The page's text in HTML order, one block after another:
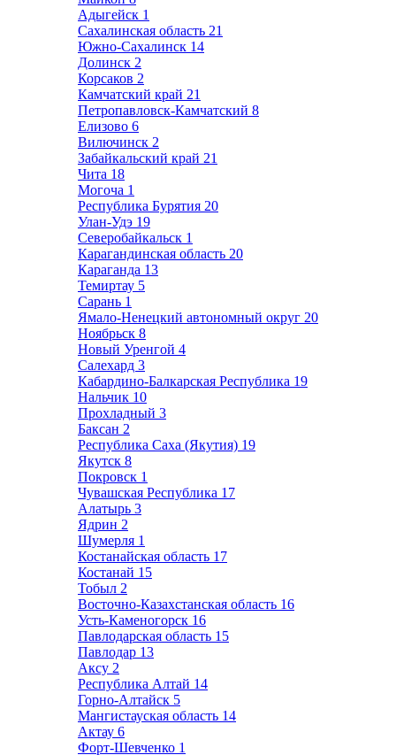
Адыгейск 1
Сахалинская область 21
Южно-Сахалинск 14
Долинск 2
Корсаков 2
Камчатский край 21
Петропавловск-Камчатский 8
Елизово 6
Вилючинск 2
Забайкальский край 21
Чита 18
Могоча 1
Республика Бурятия 20
Улан-Удэ 19
Северобайкальск 1
Карагандинская область 20
Караганда 13
Темиртау 5
Сарань 1
Ямало-Ненецкий автономный округ 20
Ноябрьск 8
Новый Уренгой 4
Салехард 3
Кабардино-Балкарская Республика 19
Нальчик 10
Прохладный 3
Баксан 2
Республика Саха (Якутия) 19
Якутск 8
Покровск 1
Чувашская Республика 17
Алатырь 3
Ядрин 2
Шумерля 1
Костанайская область 17
Костанай 15
Тобыл 2
Восточно-Казахстанская область 16
Усть-Каменогорск 16
Павлодарская область 15
Павлодар 13
Аксу 2
Республика Алтай 14
Горно-Алтайск 5
Мангистауская область 14
Актау 6
Форт-Шевченко 1